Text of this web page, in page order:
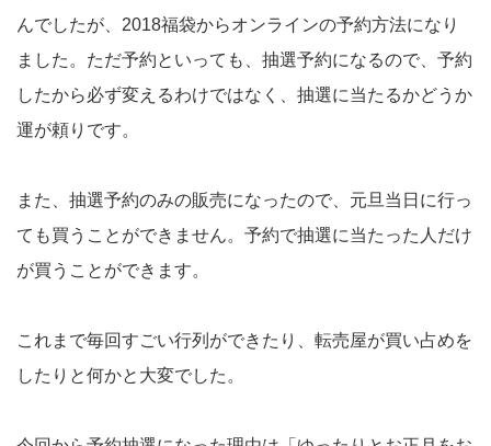
んでしたが、2018福袋からオンラインの予約方法になり
ました。ただ予約といっても、抽選予約になるので、予約
したから必ず変えるわけではなく、抽選に当たるかどうか
運が頼りです。
また、抽選予約のみの販売になったので、元旦当日に行っ
ても買うことができません。予約で抽選に当たった人だけ
が買うことができます。
これまで毎回すごい行列ができたり、転売屋が買い占めを
したりと何かと大変でした。